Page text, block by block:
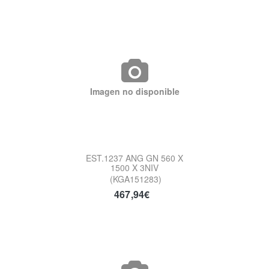
Imagen no disponible
EST.1237 ANG GN 560 X
1500 X 3NIV
(KGA151283)
467,94€